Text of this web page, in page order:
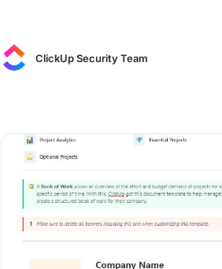
ClickUp Security Team